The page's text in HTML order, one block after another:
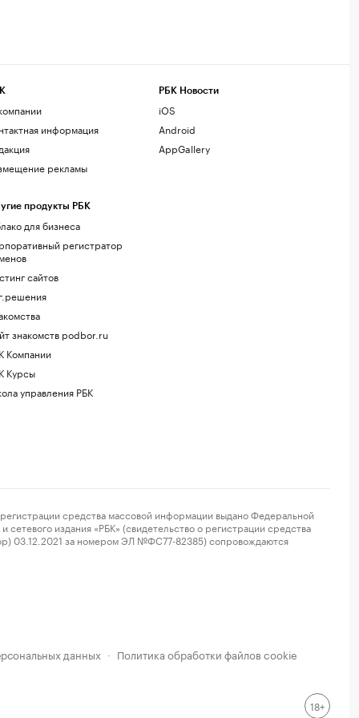
информация
рекламы
продукты РБК
для бизнеса
регистратор
сайтов
знакомств podbor.ru
Компании
Курсы
управления РБК
РБК Новости
iOS
Android
AppGallery
средства массовой информации выдано Федеральной
издания «РБК» (свидетельство о регистрации средства
03.12.2021 за номером ЭЛ №ФС77-82385) сопровождаются
данных · Политика обработки файлов cookie
18+